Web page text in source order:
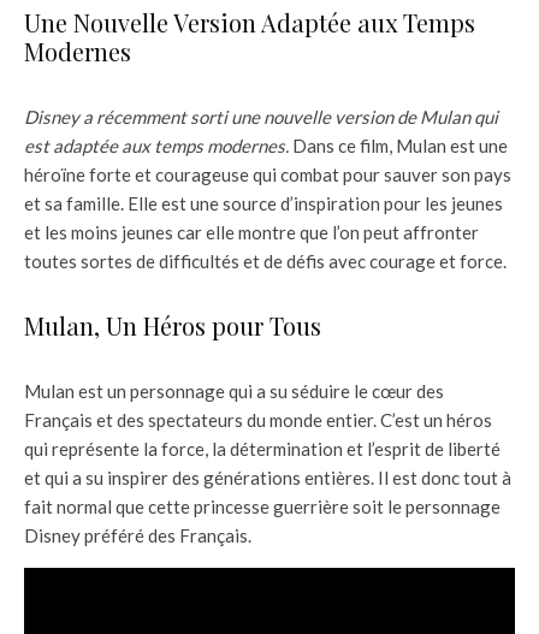
Une Nouvelle Version Adaptée aux Temps
Modernes
Disney a récemment sorti une nouvelle version de Mulan qui
est adaptée aux temps modernes. Dans ce film, Mulan est une
héroïne forte et courageuse qui combat pour sauver son pays
et sa famille. Elle est une source d’inspiration pour les jeunes
et les moins jeunes car elle montre que l’on peut affronter
toutes sortes de difficultés et de défis avec courage et force.
Mulan, Un Héros pour Tous
Mulan est un personnage qui a su séduire le cœur des
Français et des spectateurs du monde entier. C’est un héros
qui représente la force, la détermination et l’esprit de liberté
et qui a su inspirer des générations entières. Il est donc tout à
fait normal que cette princesse guerrière soit le personnage
Disney préféré des Français.